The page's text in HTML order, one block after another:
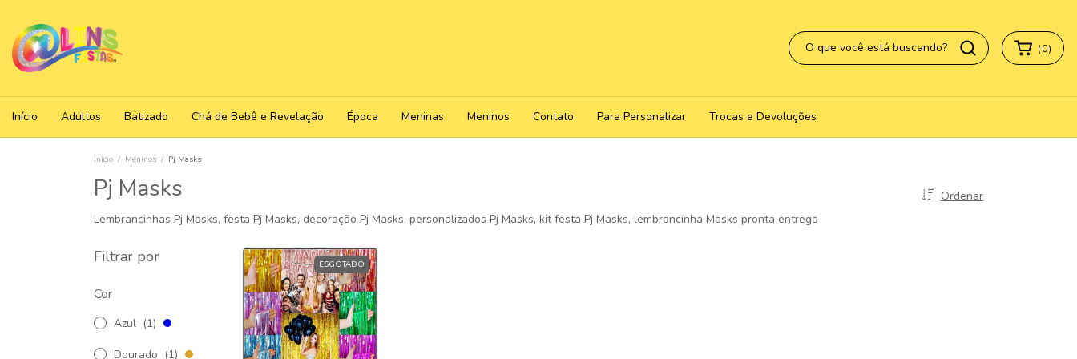
(0)
Início Adultos Batizado Chá de Bebê e Revelação Época Meninas Meninos Contato Para Personalizar Trocas e Devoluções
Início / Meninos / Pj Masks
Pj Masks
Ordenar
Lembrancinhas Pj Masks, festa Pj Masks, decoração Pj Masks, personalizados Pj Masks, kit festa Pj Masks, lembrancinha Masks pronta entrega
Filtrar por
Cor
Azul (1)
Dourado (1)
ESGOTADO